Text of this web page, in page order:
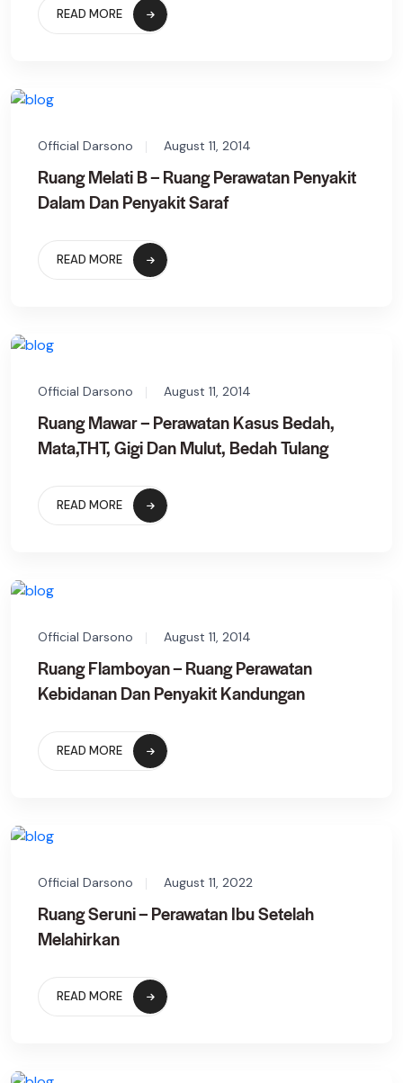
READ MORE
Official Darsono August 11, 2014
Ruang Melati B – Ruang Perawatan Penyakit
Dalam Dan Penyakit Saraf
READ MORE
Official Darsono August 11, 2014
Ruang Mawar – Perawatan Kasus Bedah,
Mata,THT, Gigi Dan Mulut, Bedah Tulang
READ MORE
Official Darsono August 11, 2014
Ruang Flamboyan – Ruang Perawatan
Kebidanan Dan Penyakit Kandungan
READ MORE
Official Darsono August 11, 2022
Ruang Seruni – Perawatan Ibu Setelah
Melahirkan
READ MORE